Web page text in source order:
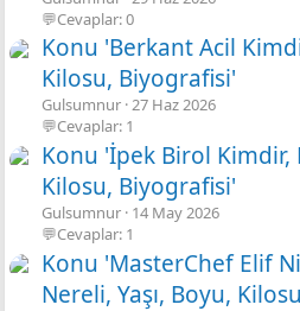
💬Cevaplar: 0
Konu 'Berkant Acil
Kilosu, Biyografisi'
Gulsumnur 27 Haz 2026
💬Cevaplar: 1
Konu 'İpek Birol Kimdir,
Kilosu, Biyografisi'
Gulsumnur 14 May 2026
💬Cevaplar: 1
Konu 'MasterChef Elif
Nereli, Yaşı, Boyu,